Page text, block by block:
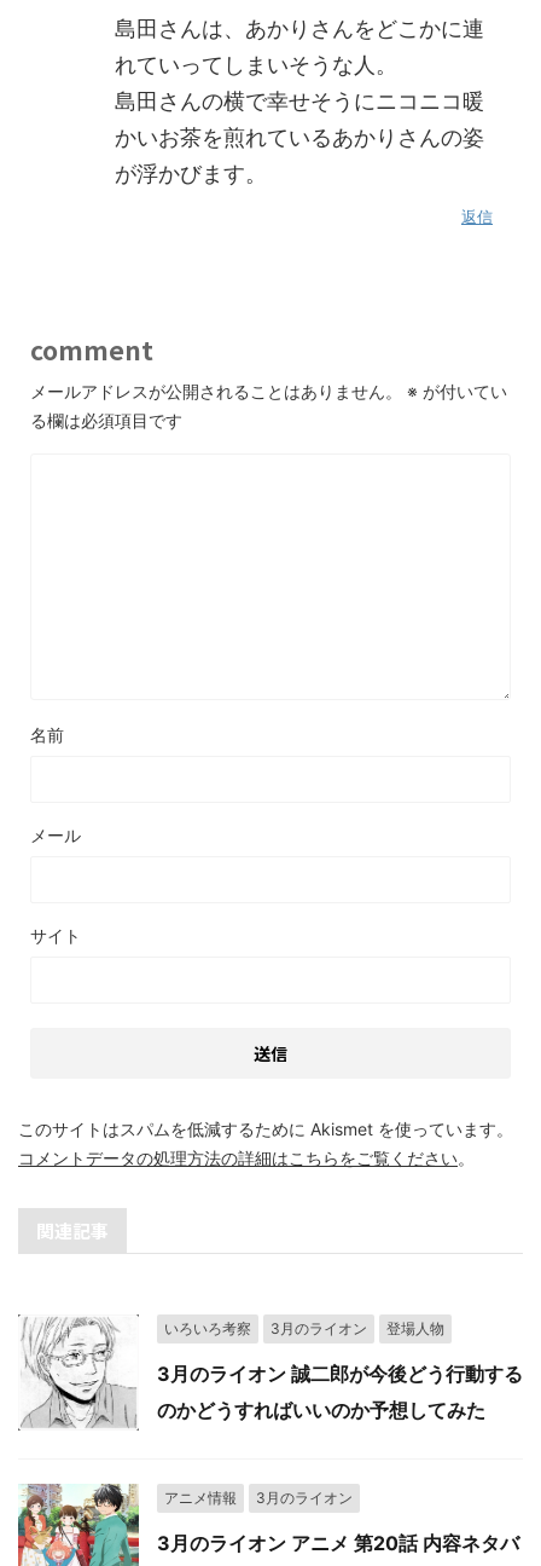
島田さんは、あかりさんをどこかに連
れていってしまいそうな人。
島田さんの横で幸せそうにニコニコ暖
かいお茶を煎れているあかりさんの姿
が浮かびます。
返信
comment
メールアドレスが公開されることはありません。 ※ が付いてい
る欄は必須項目です
名前
メール
サイト
このサイトはスパムを低減するために Akismet を使っています。
コメントデータの処理方法の詳細はこちらをご覧ください。
関連記事
いろいろ考察 3月のライオン 登場人物
3月のライオン 誠二郎が今後どう行動する
のかどうすればいいのか予想してみた
アニメ情報 3月のライオン
3月のライオン アニメ 第20話 内容ネタバ